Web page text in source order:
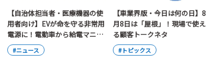
【自治体担当者・医療機器の使
用者向け】EVが命を守る非常用
電源に！電動車から給電マニュ
アルの改定ポイント
#ニュース
【車業界版・今日は何の日】8
月8日は「屋根」！現場で使え
る顧客トークネタ
#トピックス